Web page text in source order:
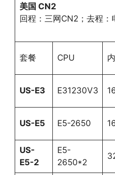
美国 CN2
回程：三网CN2；去程
套餐 CPU
US-E3 E31230V3
US-E5 E5-2650
US-
E5-2
E5-
2650*2